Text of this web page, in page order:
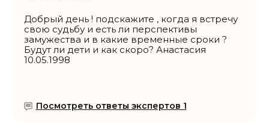
Добрый день ! подскажите , когда я встречу
свою судьбу и есть ли перспективы
замужества и в какие временные сроки ?
Будут ли дети и как скоро? Анастасия
10.05.1998
Посмотреть ответы экспертов 1